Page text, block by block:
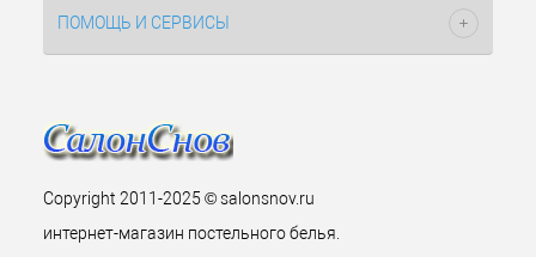
ПОМОЩЬ И СЕРВИСЫ
Copyright 2011-2025 © salonsnov.ru
интернет-магазин постельного белья.